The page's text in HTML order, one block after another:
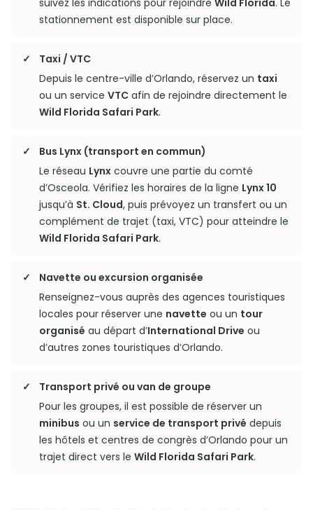
suivez les indications pour rejoindre Wild Florida. Le
stationnement est disponible sur place.
Taxi / VTC
Depuis le centre-ville d’Orlando, réservez un taxi
ou un service VTC afin de rejoindre directement le
Wild Florida Safari Park.
Bus Lynx (transport en commun)
Le réseau Lynx couvre une partie du comté
d’Osceola. Vérifiez les horaires de la ligne Lynx 10
jusqu’à St. Cloud, puis prévoyez un transfert ou un
complément de trajet (taxi, VTC) pour atteindre le
Wild Florida Safari Park.
Navette ou excursion organisée
Renseignez-vous auprès des agences touristiques
locales pour réserver une navette ou un tour
organisé au départ d’International Drive ou
d’autres zones touristiques d’Orlando.
Transport privé ou van de groupe
Pour les groupes, il est possible de réserver un
minibus ou un service de transport privé depuis
les hôtels et centres de congrès d’Orlando pour un
trajet direct vers le Wild Florida Safari Park.